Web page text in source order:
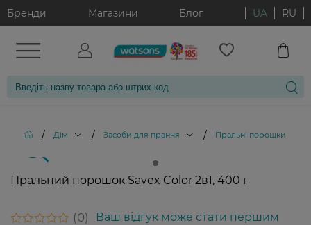
Бренди Магазини Блог UA RU
/ Дім / Засоби для прання / Пральні порошки
Пральний порошок Savex Color 2в1, 400 г
0
Ваш відгук може стати першим